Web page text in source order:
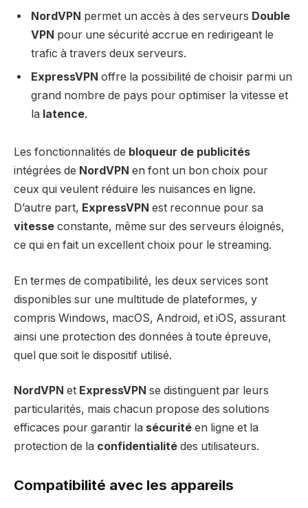
NordVPN permet un accès à des serveurs Double
VPN pour une sécurité accrue en redirigeant le
trafic à travers deux serveurs.
ExpressVPN offre la possibilité de choisir parmi un
grand nombre de pays pour optimiser la vitesse et
la latence.
Les fonctionnalités de bloqueur de publicités
intégrées de NordVPN en font un bon choix pour
ceux qui veulent réduire les nuisances en ligne.
D’autre part, ExpressVPN est reconnue pour sa
vitesse constante, même sur des serveurs éloignés,
ce qui en fait un excellent choix pour le streaming.
En termes de compatibilité, les deux services sont
disponibles sur une multitude de plateformes, y
compris Windows, macOS, Android, et iOS, assurant
ainsi une protection des données à toute épreuve,
quel que soit le dispositif utilisé.
NordVPN et ExpressVPN se distinguent par leurs
particularités, mais chacun propose des solutions
efficaces pour garantir la sécurité en ligne et la
protection de la confidentialité des utilisateurs.
Compatibilité avec les appareils